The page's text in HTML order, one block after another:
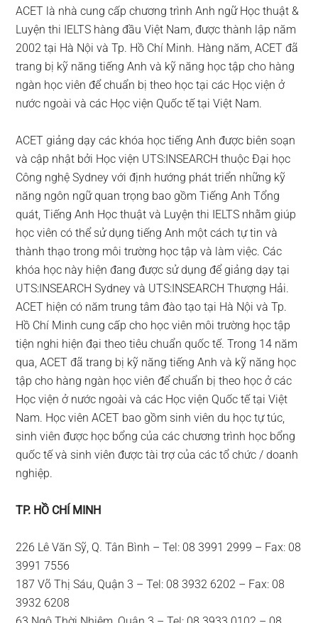
ACET là nhà cung cấp chương trình Anh ngữ Học thuật &
Luyện thi IELTS hàng đầu Việt Nam, được thành lập năm
2002 tại Hà Nội và Tp. Hồ Chí Minh. Hàng năm, ACET đã
trang bị kỹ năng tiếng Anh và kỹ năng học tập cho hàng
ngàn học viên để chuẩn bị theo học tại các Học viện ở
nước ngoài và các Học viện Quốc tế tại Việt Nam.
ACET giảng dạy các khóa học tiếng Anh được biên soạn
và cập nhật bởi Học viện UTS:INSEARCH thuộc Đại học
Công nghệ Sydney với định hướng phát triển những kỹ
năng ngôn ngữ quan trọng bao gồm Tiếng Anh Tổng
quát, Tiếng Anh Học thuật và Luyện thi IELTS nhằm giúp
học viên có thể sử dụng tiếng Anh một cách tự tin và
thành thạo trong môi trường học tập và làm việc. Các
khóa học này hiện đang được sử dụng để giảng dạy tại
UTS:INSEARCH Sydney và UTS:INSEARCH Thượng Hải.
ACET hiện có năm trung tâm đào tạo tại Hà Nội và Tp.
Hồ Chí Minh cung cấp cho học viên môi trường học tập
tiện nghi hiện đại theo tiêu chuẩn quốc tế. Trong 14 năm
qua, ACET đã trang bị kỹ năng tiếng Anh và kỹ năng học
tập cho hàng ngàn học viên để chuẩn bị theo học ở các
Học viện ở nước ngoài và các Học viện Quốc tế tại Việt
Nam. Học viên ACET bao gồm sinh viên du học tự túc,
sinh viên được học bổng của các chương trình học bổng
quốc tế và sinh viên được tài trợ của các tổ chức / doanh
nghiệp.
TP. HỒ CHÍ MINH
226 Lê Văn Sỹ, Q. Tân Bình – Tel: 08 3991 2999 – Fax: 08
3991 7556
187 Võ Thị Sáu, Quận 3 – Tel: 08 3932 6202 – Fax: 08
3932 6208